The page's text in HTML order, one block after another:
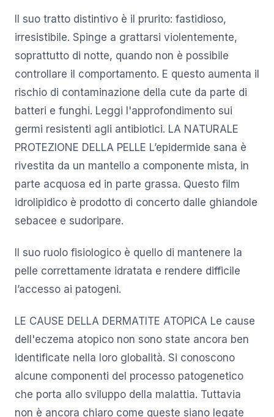
Il suo tratto distintivo è il prurito: fastidioso,
irresistibile. Spinge a grattarsi violentemente,
soprattutto di notte, quando non è possibile
controllare il comportamento. E questo aumenta il
rischio di contaminazione della cute da parte di
batteri e funghi. Leggi l'approfondimento sui
germi resistenti agli antibiotici. LA NATURALE
PROTEZIONE DELLA PELLE L’epidermide sana è
rivestita da un mantello a componente mista, in
parte acquosa ed in parte grassa. Questo film
idrolipidico è prodotto di concerto dalle ghiandole
sebacee e sudoripare.
Il suo ruolo fisiologico è quello di mantenere la
pelle correttamente idratata e rendere difficile
l’accesso ai patogeni.
LE CAUSE DELLA DERMATITE ATOPICA Le cause
dell'eczema atopico non sono state ancora ben
identificate nella loro globalità. Si conoscono
alcune componenti del processo patogenetico
che porta allo sviluppo della malattia. Tuttavia
non è ancora chiaro come queste siano legate